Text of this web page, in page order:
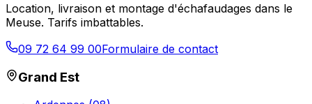
Location, livraison et montage d'échafaudages dans le
Meuse. Tarifs imbattables.
09 72 64 99 00Formulaire de contact
Grand Est